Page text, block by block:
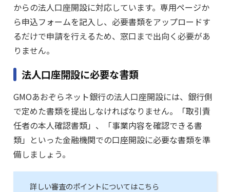
からの法人口座開設に対応しています。専用ページか
ら申込フォームを記入し、必要書類をアップロードす
るだけで申請を行えるため、窓口まで出向く必要があ
りません。
法人口座開設に必要な書類
GMOあおぞらネット銀行の法人口座開設には、銀行側
で定めた書類を提出しなければなりません。「取引責
任者の本人確認書類」、「事業内容を確認できる書
類」といった金融機関での口座開設に必要な書類を準
備しましょう。
詳しい審査のポイントについてはこちら